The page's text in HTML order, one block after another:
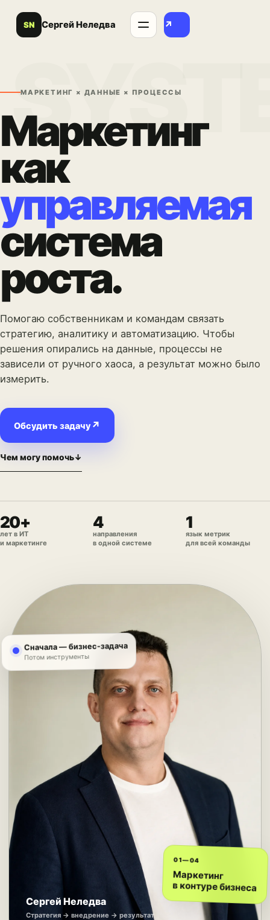
SN Сергей Неледва Открыть меню
↗
МАРКЕТИНГ × ДАННЫЕ × ПРОЦЕССЫ
Маркетинг
как
управляемая
система
роста.
Помогаю собственникам и командам связать
стратегию, аналитику и автоматизацию. Чтобы
решения опирались на данные, процессы не
зависели от ручного хаоса, а результат можно было
измерить.
Обсудить задачу↗
Чем могу помочь↓
20+
лет в ИТ
и маркетинге
4
направления
в одной системе
1
язык метрик
для всей команды
Сергей Неледва
Стратегия → внедрение → результат
Сначала — бизнес-задача
Потом инструменты
01—04
Маркетинг
в контуре бизнеса